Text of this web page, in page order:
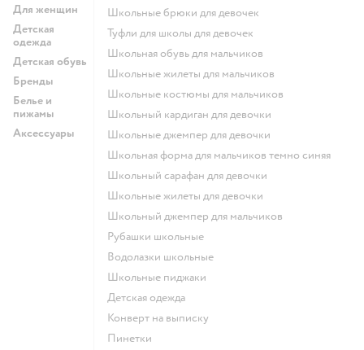
Для женщин
Детская
одежда
Детская обувь
Бренды
Белье и
пижамы
Аксессуары
Школьные брюки для девочек
Туфли для школы для девочек
Школьная обувь для мальчиков
Школьные жилеты для мальчиков
Школьные костюмы для мальчиков
Школьный кардиган для девочки
Школьные джемпер для девочки
Школьная форма для мальчиков темно синяя
Школьный сарафан для девочки
Школьные жилеты для девочки
Школьный джемпер для мальчиков
Рубашки школьные
Водолазки школьные
Школьные пиджаки
Детская одежда
Конверт на выписку
Пинетки